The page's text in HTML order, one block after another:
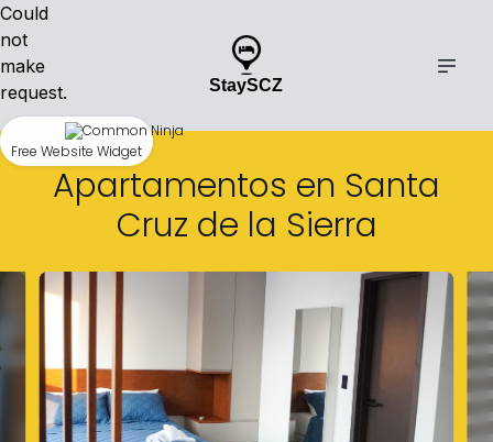
StaySCZ
Apartamentos en Santa
Cruz de la Sierra
Slide 1 of 5
Could
not
make
request.
Free Website Widget